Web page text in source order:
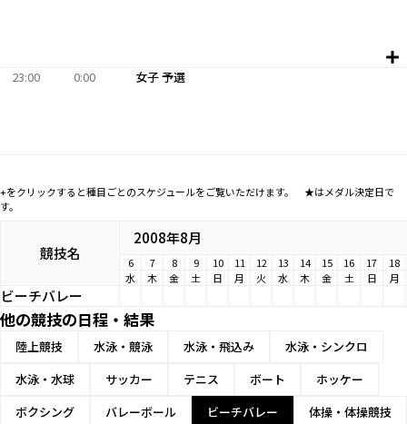
23:00 0:00 女子 予選
+をクリックすると種目ごとのスケジュールをご覧いただけます。 ★はメダル決定日で
す。
競技名
2008年8月
6 7 8 9 10 11 12 13 14 15 16 17
18
水
木 金 土 日 月 火 水 木 金 土 日 月
ビーチバレー
他の競技の日程・結果
陸上競技 水泳・競泳 水泳・飛込み
水泳・シンクロ
水泳・水球
サッカー テニス ボート
ホッケー
ボクシング
バレーボール ビーチバレー
体操・体操競技